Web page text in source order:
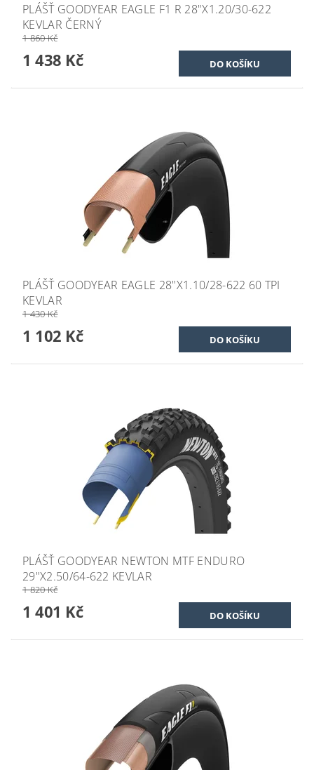
PLÁŠŤ GOODYEAR EAGLE F1 R 28"X1.20/30-622
KEVLAR ČERNÝ
1 860 Kč
1 438 Kč
PLÁŠŤ GOODYEAR EAGLE 28"X1.10/28-622 60 TPI
KEVLAR
1 430 Kč
1 102 Kč
PLÁŠŤ GOODYEAR NEWTON MTF ENDURO
29"X2.50/64-622 KEVLAR
1 820 Kč
1 401 Kč